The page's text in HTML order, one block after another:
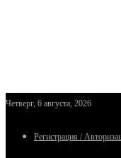
Четверг, 6 августа, 2026
Регистрация /